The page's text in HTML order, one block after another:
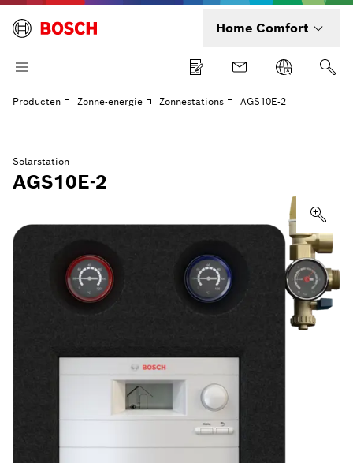
Home Comfort
Producten Zonne-energie Zonnestations AGS10E-2
Solarstation
AGS10E-2